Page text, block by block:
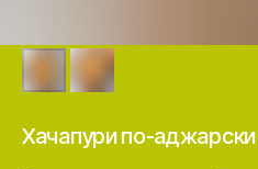
Хачапури по-